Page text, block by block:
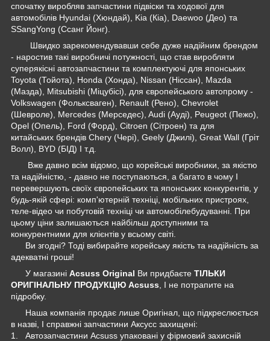
спочатку виробляв запчастини підвіски та ходової для
автомобілів Hyundai (Хюндай), Kia (Кіа), Daewoo (Део) та
SSangYong (Ссанг Йонг).
Швидко зарекомендувавши себе дуже надійним брендом
- наростив такі виробничі потужності, що став виробляти
суперякісні автозапчастини та комплектуючі для японських
Toyota (Тойота), Honda (Хонда), Nissan (Ніссан), Mazda
(Мазда), Mitsubishi (Міцубісі), для європейського автопрому -
Volkswagen (Фольксваген), Renault (Рено), Chevrolet
(Шевроле), Mercedes (Мерседес), Audi (Ауді), Peugeot (Пежо),
Opel (Опель), Ford (Форд), Citroen (Сітроен) та для
китайських брендів Chery (Чері), Geely (Джилі), Great Wall (Гріт
Волл), BYD (БІД) І т.д.
Вже давно всім відомо, що корейські виробники, за якістю
та надійністю, - давно не поступаються, а багато в чому І
перевершують своїх європейських та японських конкурентів, у
будь-якій сфері: комп'ютерній техніці, мобільних пристроях,
теле-відео чи побутовій техніці чи автомобілебудуванні. При
цьому ціни залишаються найбільш доступними та
конкурентними для клієнтів у всьому світі.
Ви згодні? Тоді вибирайте корейську якість та надійність за
адекватні гроші!
У магазині Acsuss Original Ви придбаєте ТІЛЬКИ
ОРИГІНАЛЬНУ ПРОДУКЦІЮ Acsuss , І не потрапите на
підробку.
Наша компанія продає лише Оригінал, що підкреслюється
в назві, І справжні запчастини Аксусс захищені:
1. Автозапчастини Acsuss упаковані у фірмовий захисній